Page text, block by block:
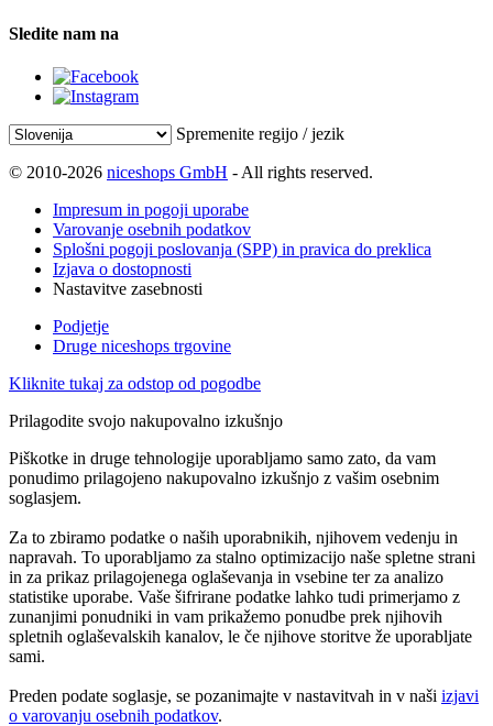
Sledite nam na
Spremenite regijo / jezik
© 2010-2026 niceshops GmbH - All rights reserved.
Impresum in pogoji uporabe
Varovanje osebnih podatkov
Splošni pogoji poslovanja (SPP) in pravica do preklica
Izjava o dostopnosti
Nastavitve zasebnosti
Podjetje
Druge niceshops trgovine
Kliknite tukaj za odstop od pogodbe
Prilagodite svojo nakupovalno izkušnjo
Piškotke in druge tehnologije uporabljamo samo zato, da vam
ponudimo prilagojeno nakupovalno izkušnjo z vašim osebnim
soglasjem.
Za to zbiramo podatke o naših uporabnikih, njihovem vedenju in
napravah. To uporabljamo za stalno optimizacijo naše spletne strani
in za prikaz prilagojenega oglaševanja in vsebine ter za analizo
statistike uporabe. Vaše šifrirane podatke lahko tudi primerjamo z
zunanjimi ponudniki in vam prikažemo ponudbe prek njihovih
spletnih oglaševalskih kanalov, le če njihove storitve že uporabljate
sami.
Preden podate soglasje, se pozanimajte v nastavitvah in v naši izjavi
o varovanju osebnih podatkov.